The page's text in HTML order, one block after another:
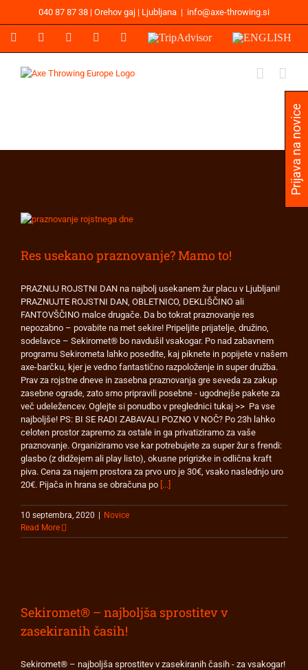
content
040 87 87 38 | Orehov gaj | Ljubljana | info@axe-throwing.si
WhatsAppFacebookInstagramYouTubeEmailTripAdvisor ENGLISH
Res usekano praznovanje? Mamo to!
PRAZNUJ ROJSTNI DAN na najbolj usekanem žur placu v Ljubljani!
PRAZNUJTE ROJSTNI DAN, OBLETNICO, DEKLIŠČINO ali
FANTOVŠČINO malce drugače. Da bo tokrat praznovanje res
nepozabno – povabite na met sekire! Pripeljite prijatelje, družino,
sodelavce – Sekiromet® bo navdušil vsakogar. Po nad zabavnem
programu Sekirometa lahko posedite, kaj piknete in popijete v našem
axe-barčku, kjer je vedno fantastično razpoloženje in super družba.
Prav za rojstne dneve in zasebna praznovanja gre seveda za zakup
zasebne ograde, zato smo pripravili posebne - ugodnejše pakete za
več udeležencev. Oglejte si ponudbo v preglednici tukaj >> Pa vse
najboljše! PS: BI SE RADI ZABAVALI POZNO V NOČ? Po 23h lahko
celoten prostor zapremo za ostale in ga privatiziramo za vaše
praznovanje. Organiziramo vse kar potrebujete za super žur s frendi:
glasbo (z didžejem ali play listo), okusne prigrizke in odlična kraft
piva. Cena za najem prostora za prvo uro je 30€, vsako naslednjo uro
20€. Pijača in hrana se obračuna po [...]
10 septembra, 2020 | Novice
Read More
Sekiromet® – najboljša sprostitev v
zasekiranih časih!
Sekiromet® – najboljša sprostitev v zasekiranih časih - za vsakogar!
Prijava na novice